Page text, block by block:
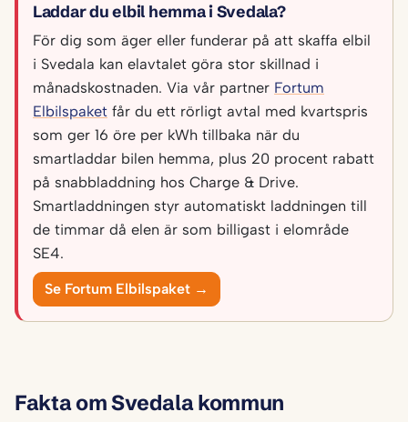
Laddar du elbil hemma i Svedala?
För dig som äger eller funderar på att skaffa elbil
i Svedala kan elavtalet göra stor skillnad i
månadskostnaden. Via vår partner Fortum
Elbilspaket får du ett rörligt avtal med kvartspris
som ger 16 öre per kWh tillbaka när du
smartladdar bilen hemma, plus 20 procent rabatt
på snabbladdning hos Charge & Drive.
Smartladdningen styr automatiskt laddningen till
de timmar då elen är som billigast i elområde
SE4.
Se Fortum Elbilspaket →
Fakta om Svedala kommun